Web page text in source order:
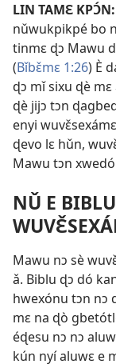
LIN TAMƐ KPƆ́N:
nǔwukpikpé bo
tinmɛ ɖɔ Mawu
(Bǐbɛ̌mɛ 1:26) È
ɖɔ mǐ sixu ɖè mɛ
ɖè jijɔ tɔn
enyi
ɖevo lɛ hǔn,
Mawu tɔn
NǓ E
Mawu nɔ sè
ǎ. Biblu ɖɔ dó
hwexónu tɔn nɔ
mɛ na ɖò
éɖesu nɔ nɔ
kún nyí aluwɛ e